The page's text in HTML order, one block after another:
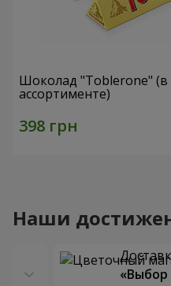
Шоколад "Toblerone" (в
ассортименте)
Наши
«Выбор